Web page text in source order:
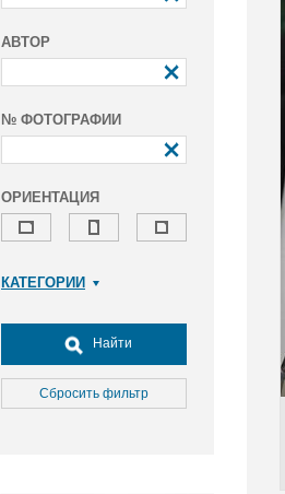
АВТОР
№ ФОТОГРАФИИ
ОРИЕНТАЦИЯ
КАТЕГОРИИ
Досуг, туризм и отдых
Культура
Медицина
Найти
Сбросить фильтр